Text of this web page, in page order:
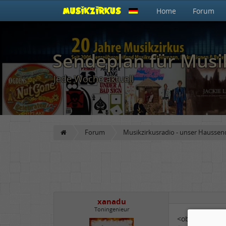
Home Forum
Sendeplan für
Jede Woche aktuell
Forum Musikzirkusradio - unser
xanadu
Toningenieur
<object